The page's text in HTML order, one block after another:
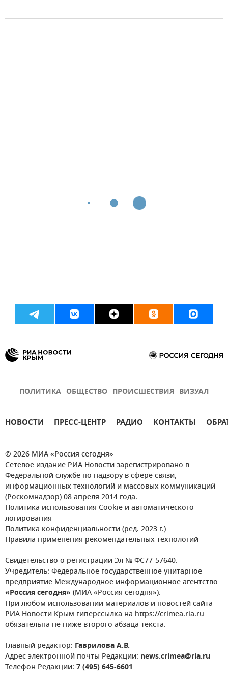
ПОЛИТИКА ОБЩЕСТВО ПРОИСШЕСТВИЯ ВИЗУАЛ
НОВОСТИ ПРЕСС-ЦЕНТР РАДИО КОНТАКТЫ
© 2026 МИА «Россия сегодня»
Сетевое издание РИА Новости зарегистрировано в
Федеральной службе по надзору в сфере связи,
информационных технологий и массовых коммуникаций
(Роскомнадзор) 08 апреля 2014 года.
Политика использования Cookie и автоматического
логирования
Политика конфиденциальности (ред. 2023 г.)
Правила применения рекомендательных технологий
Свидетельство о регистрации Эл № ФС77-57640.
Учредитель: Федеральное государственное унитарное
предприятие Международное информационное агентство
«Россия сегодня» (МИА «Россия сегодня»).
При любом использовании материалов и новостей сайта
РИА Новости Крым гиперссылка на https://crimea.ria.ru
обязательна не ниже второго абзаца текста.
Главный редактор: Гаврилова А.В.
Адрес электронной почты Редакции: news.crimea@ria.ru
Телефон Редакции: 7 (495) 645-6601